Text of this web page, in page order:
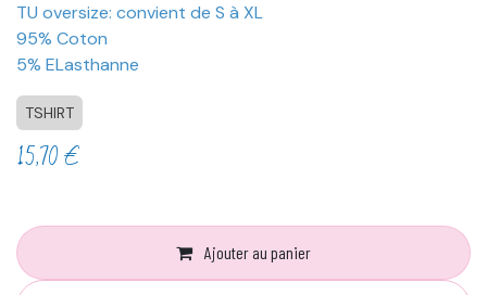
TU oversize: convient de S à XL
95% Coton
5% ELasthanne
TSHIRT
15,70€
Ajouter au panier